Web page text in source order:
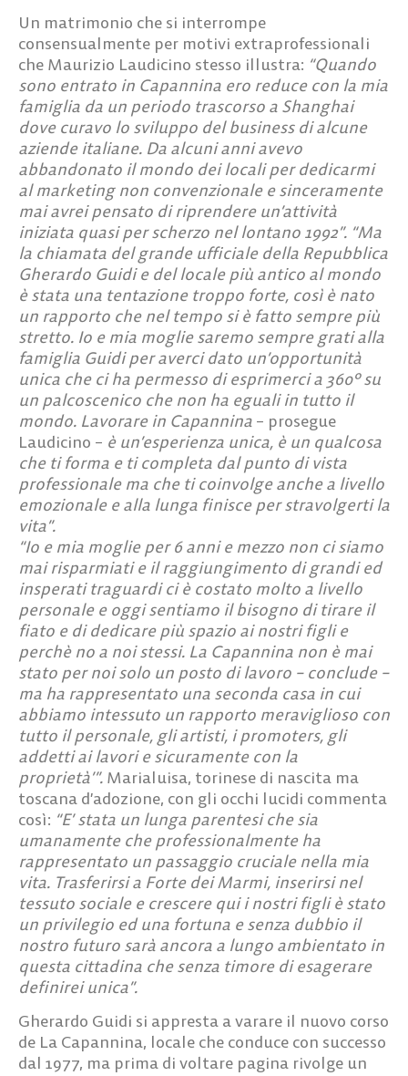
Un matrimonio che si interrompe
consensualmente per motivi extraprofessionali
che Maurizio Laudicino stesso illustra: “Quando
sono entrato in Capannina ero reduce con la mia
famiglia da un periodo trascorso a Shanghai
dove curavo lo sviluppo del business di alcune
aziende italiane. Da alcuni anni avevo
abbandonato il mondo dei locali per dedicarmi
al marketing non convenzionale e sinceramente
mai avrei pensato di riprendere un’attività
iniziata quasi per scherzo nel lontano 1992”. “Ma
la chiamata del grande ufficiale della Repubblica
Gherardo Guidi e del locale più antico al mondo
è stata una tentazione troppo forte, così è nato
un rapporto che nel tempo si è fatto sempre più
stretto. Io e mia moglie saremo sempre grati alla
famiglia Guidi per averci dato un’opportunità
unica che ci ha permesso di esprimerci a 360° su
un palcoscenico che non ha eguali in tutto il
mondo. Lavorare in Capannina – prosegue
Laudicino – è un’esperienza unica, è un qualcosa
che ti forma e ti completa dal punto di vista
professionale ma che ti coinvolge anche a livello
emozionale e alla lunga finisce per stravolgerti la
vita”.
“Io e mia moglie per 6 anni e mezzo non ci siamo
mai risparmiati e il raggiungimento di grandi ed
insperati traguardi ci è costato molto a livello
personale e oggi sentiamo il bisogno di tirare il
fiato e di dedicare più spazio ai nostri figli e
perchè no a noi stessi. La Capannina non è mai
stato per noi solo un posto di lavoro – conclude –
ma ha rappresentato una seconda casa in cui
abbiamo intessuto un rapporto meraviglioso con
tutto il personale, gli artisti, i promoters, gli
addetti ai lavori e sicuramente con la
proprietà’”. Marialuisa, torinese di nascita ma
toscana d’adozione, con gli occhi lucidi commenta
così: “E’ stata un lunga parentesi che sia
umanamente che professionalmente ha
rappresentato un passaggio cruciale nella mia
vita. Trasferirsi a Forte dei Marmi, inserirsi nel
tessuto sociale e crescere qui i nostri figli è stato
un privilegio ed una fortuna e senza dubbio il
nostro futuro sarà ancora a lungo ambientato in
questa cittadina che senza timore di esagerare
definirei unica”.
Gherardo Guidi si appresta a varare il nuovo corso
de La Capannina, locale che conduce con successo
dal 1977, ma prima di voltare pagina rivolge un